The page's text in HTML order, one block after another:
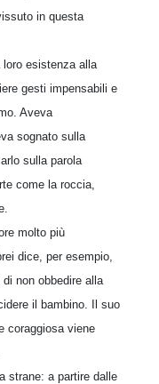
in questa
esistenza alla
gesti impensabili e
Aveva
sognato sulla
sulla parola
come la roccia,
molto più
dice, per esempio,
non obbedire alla
il bambino. Il suo
coraggiosa viene
strane: a partire dalle